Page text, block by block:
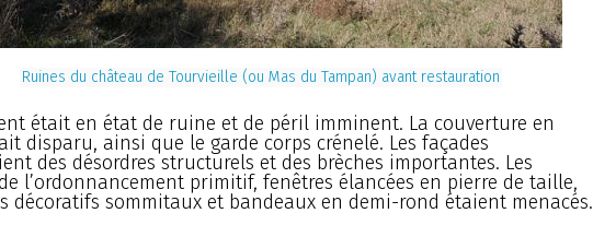
Ruines du château de Tourvieille (ou Mas du Tampan) avant restauration
était en état de ruine et de péril imminent. La couverture en
disparu, ainsi que le garde corps crénelé. Les façades
des désordres structurels et des brèches importantes. Les
l’ordonnancement primitif, fenêtres élancées en pierre de taille,
décoratifs sommitaux et bandeaux en demi-rond étaient menacés.